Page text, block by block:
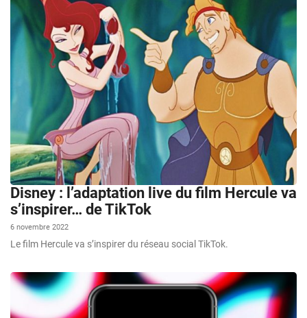
Disney : l’adaptation live du film Hercule va
s’inspirer… de TikTok
6 novembre 2022
Le film Hercule va s’inspirer du réseau social TikTok.